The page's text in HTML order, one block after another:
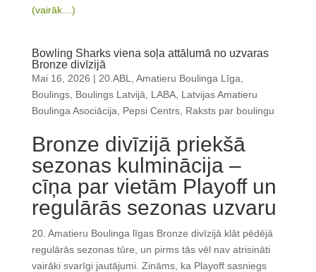
(vairāk…)
Bowling Sharks viena soļa attālumā no uzvaras
Bronze divīzijā
Mai 16, 2026 | 20.ABL Amatieru Boulinga Līga
Boulings, Boulings Latvijā LABA, Latvijas Amatieru
Boulinga Asociācija
Pepsi Centrs, Raksts par boulingu
Bronze divīzijā priekšā
sezonas kulminācija –
cīņa par vietām Playoff un
regulārās sezonas uzvaru
20. Amatieru Boulinga līgas Bronze divīzijā klāt pēdējā
regulārās sezonas tūre, un pirms tās vēl nav atrisināti
vairāki svarīgi jautājumi. Zināms, ka Playoff sasniegs